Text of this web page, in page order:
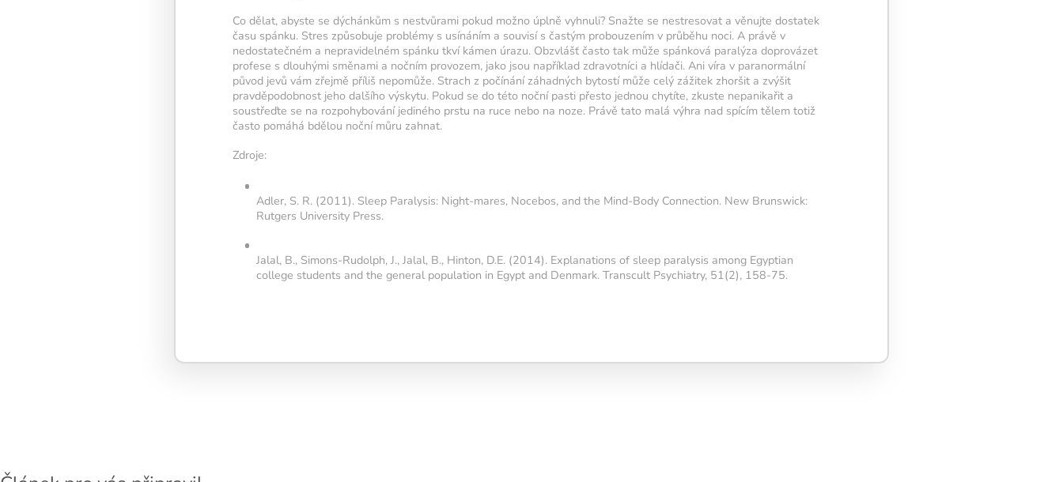
1 2 3 4 5
Pravidelný krátký trénink
podporuje
neuroplasticitu mozku,
zlepšuje pozornost,
paměť i mentální
Co dělat, abyste se dýchánkům s nestvůrami pokud možno úplně vyhnuli? Snažte se nestresovat a věnujte dostatek
času spánku. Stres způsobuje problémy s usínáním a souvisí s častým probouzením v průběhu noci. A právě v
nedostatečném a nepravidelném spánku tkví kámen úrazu. Obzvlášť často tak může spánková paralýza doprovázet
profese s dlouhými směnami a nočním provozem, jako jsou například zdravotníci a hlídači. Ani víra v paranormální
původ jevů vám zřejmě příliš nepomůže. Strach z počínání záhadných bytostí může celý zážitek zhoršit a zvýšit
pravděpodobnost jeho dalšího výskytu. Pokud se do této noční pasti přesto jednou chytíte, zkuste nepanikařit a
soustřeďte se na rozpohybování jediného prstu na ruce nebo na noze. Právě tato malá výhra nad spícím tělem totiž
často pomáhá bdělou noční můru zahnat.
Zdroje:
Adler, S. R. (2011). Sleep Paralysis: Night-mares, Nocebos, and the Mind-Body Connection. New Brunswick:
Rutgers University Press.
Jalal, B., Simons-Rudolph, J., Jalal, B., Hinton, D.E. (2014). Explanations of sleep paralysis among Egyptian
college students and the general population in Egypt and Denmark. Transcult Psychiatry, 51(2), 158-75.